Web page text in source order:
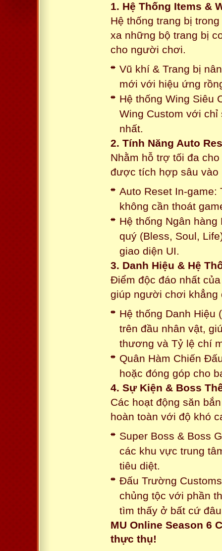
1. Hệ Thống Items &
Hệ thống trang bị
xa những bộ trang bị
cho người chơi.
Vũ khí & Trang bị
mới với hiệu ứng
Hệ thống Wing Siêu
Wing Custom với
nhất.
2. Tính Năng Auto
Nhằm hỗ trợ tối đa
được tích hợp sâu vào
Auto Reset In-game:
không cần thoát
Hệ thống Ngân
quý (Bless, Soul,
giao diện UI.
3. Danh Hiệu & Hệ
Điểm độc đáo nhất
giúp người chơi khẳng
Hệ thống Danh Hiệu
trên đầu nhân vật,
thương và Tỷ lệ chí
Quân Hàm Chiến
hoặc đóng góp cho
4. Sự Kiện & Boss
Các hoạt động săn
hoàn toàn với độ khó
Super Boss & Boss
các khu vực trung
tiêu diệt.
Đấu Trường
chủng tộc với phần
tìm thấy ở bất cứ
MU Online Season 6
thực thụ!